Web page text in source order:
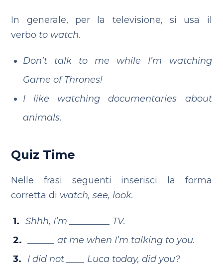
In generale, per la televisione, si usa il
verbo to watch.
Don’t talk to me while I’m watching
Game of Thrones!
I like watching documentaries about
animals.
Quiz Time
Nelle frasi seguenti inserisci la forma
corretta di watch, see, look.
Shhh, I’m _________ TV.
______ at me when I’m talking to you.
I did not ____ Luca today, did you?